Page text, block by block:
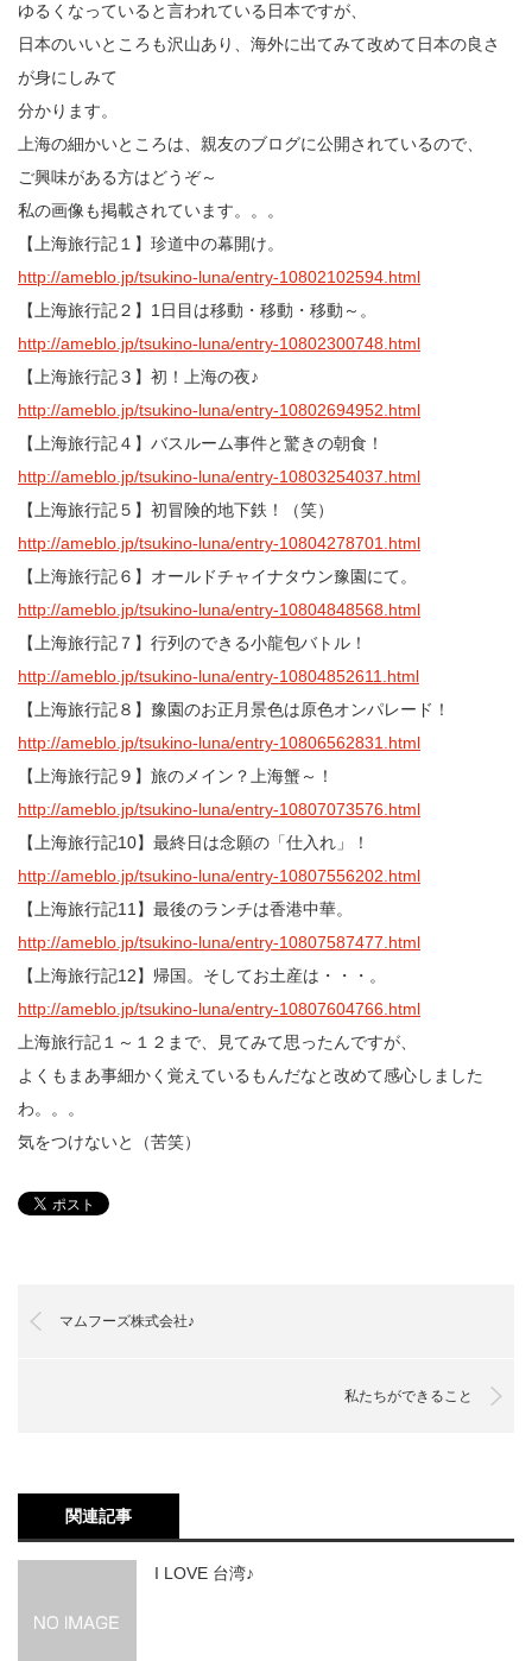
ゆるくなっていると言われている日本ですが、
日本のいいところも沢山あり、海外に出てみて改めて日本の良さ
が身にしみて
分かります。
上海の細かいところは、親友のブログに公開されているので、
ご興味がある方はどうぞ～
私の画像も掲載されています。。。
【上海旅行記１】珍道中の幕開け。
http://ameblo.jp/tsukino-luna/entry-10802102594.html
【上海旅行記２】1日目は移動・移動・移動～。
http://ameblo.jp/tsukino-luna/entry-10802300748.html
【上海旅行記３】初！上海の夜♪
http://ameblo.jp/tsukino-luna/entry-10802694952.html
【上海旅行記４】バスルーム事件と驚きの朝食！
http://ameblo.jp/tsukino-luna/entry-10803254037.html
【上海旅行記５】初冒険的地下鉄！（笑）
http://ameblo.jp/tsukino-luna/entry-10804278701.html
【上海旅行記６】オールドチャイナタウン豫園にて。
http://ameblo.jp/tsukino-luna/entry-10804848568.html
【上海旅行記７】行列のできる小龍包バトル！
http://ameblo.jp/tsukino-luna/entry-10804852611.html
【上海旅行記８】豫園のお正月景色は原色オンパレード！
http://ameblo.jp/tsukino-luna/entry-10806562831.html
【上海旅行記９】旅のメイン？上海蟹～！
http://ameblo.jp/tsukino-luna/entry-10807073576.html
【上海旅行記10】最終日は念願の「仕入れ」！
http://ameblo.jp/tsukino-luna/entry-10807556202.html
【上海旅行記11】最後のランチは香港中華。
http://ameblo.jp/tsukino-luna/entry-10807587477.html
【上海旅行記12】帰国。そしてお土産は・・・。
http://ameblo.jp/tsukino-luna/entry-10807604766.html
上海旅行記１～１２まで、見てみて思ったんですが、
よくもまあ事細かく覚えているもんだなと改めて感心しました
わ。。。
気をつけないと（苦笑）
マムフーズ株式会社♪
私たちができること
関連記事
I LOVE 台湾♪